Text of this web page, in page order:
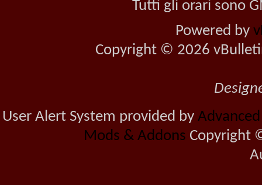
Tutti gli orari sono
Powered by
Copyright © 2026
User Alert System provided by
Mods & Addons Copyright